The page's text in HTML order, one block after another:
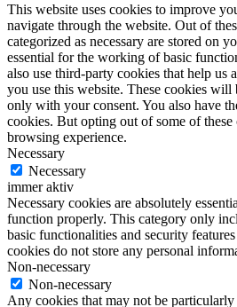
This website uses cookies to improve
navigate through the website. Out of
categorized as necessary are stored on
essential for the working of basic
also use third-party cookies that help us
you use this website. These cookies
only with your consent. You also have
cookies. But opting out of some of
browsing experience.
Necessary
Necessary
immer aktiv
Necessary cookies are absolutely
function properly. This category only
basic functionalities and security
cookies do not store any personal
Non-necessary
Non-necessary
Any cookies that may not be